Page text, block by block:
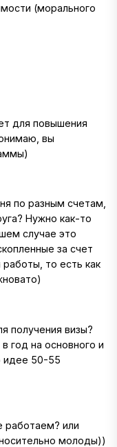
(морального
для повышения
вы
по разным счетам,
Нужно как-то
случае это
за счет
то есть как
получения визы?
год на основного и
идее 50-55
работаем? или
молоды))